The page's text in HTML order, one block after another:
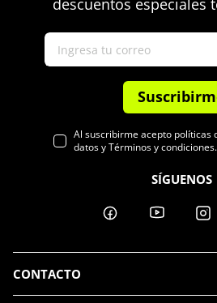
Al suscribirme acepto políticas
datos y Términos y condiciones.
SÍGUENOS
CONTACTO